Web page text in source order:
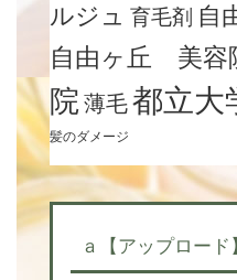
ルジュ 育毛剤 自
自由ヶ丘 美容
院薄毛都立
髪のダメージ
ａ【アップロード